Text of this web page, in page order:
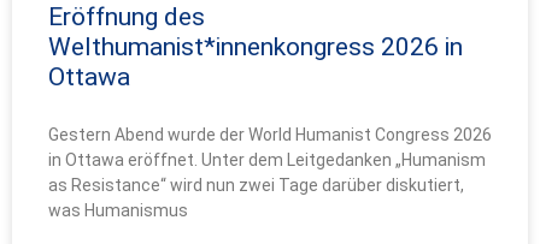
Eröffnung des
Welthumanist*innenkongress 2026 in
Ottawa
Gestern Abend wurde der World Humanist Congress 2026
in Ottawa eröffnet. Unter dem Leitgedanken „Humanism
as Resistance“ wird nun zwei Tage darüber diskutiert,
was Humanismus